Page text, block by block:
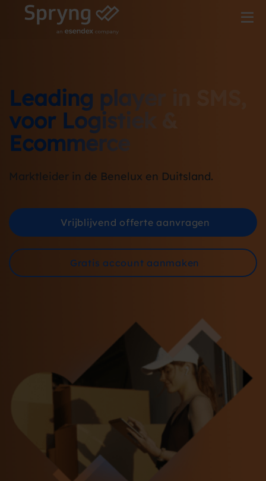
Leading player in SMS,
voor Logistiek &
Ecommerce
Marktleider in de Benelux en Duitsland.
Vrijblijvend offerte aanvragen
Gratis account aanmaken